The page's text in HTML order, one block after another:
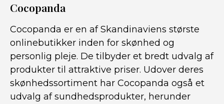
Cocopanda
Cocopanda er en af Skandinaviens største
onlinebutikker inden for skønhed og
personlig pleje. De tilbyder et bredt udvalg af
produkter til attraktive priser. Udover deres
skønhedssortiment har Cocopanda også et
udvalg af sundhedsprodukter, herunder